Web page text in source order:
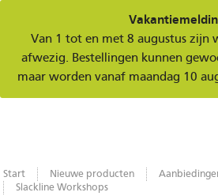
Van 1 tot en met 8 augustus zijn
afwezig. Bestellingen kunnen
maar worden vanaf maandag 10
Start Nieuwe producten
Slackline Workshops